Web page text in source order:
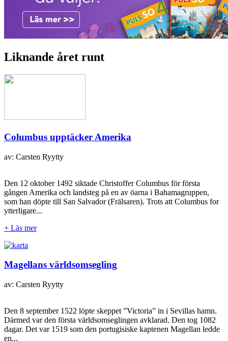
Liknande året runt
Columbus upptäcker Amerika
av: Carsten Ryytty
Den 12 oktober 1492 siktade Christoffer Columbus för första
gången Amerika och landsteg på en av öarna i Bahamagruppen,
som han döpte till San Salvador (Frälsaren). Trots att Columbus for
ytterligare...
+ Läs mer
Magellans världsomsegling
av: Carsten Ryytty
Den 8 september 1522 löpte skeppet ”Victoria” in i Sevillas hamn.
Därmed var den första världsomseglingen avklarad. Den tog 1082
dagar. Det var 1519 som den portugisiske kaptenen Magellan ledde
en...